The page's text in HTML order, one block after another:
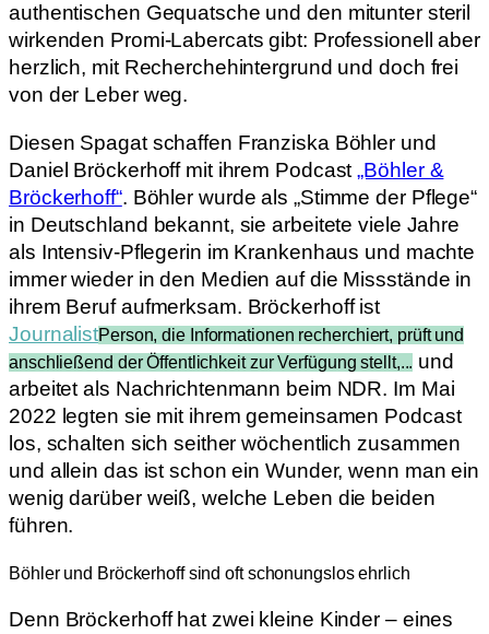
authentischen Gequatsche und den mitunter steril
wirkenden Promi-Labercats gibt: Professionell aber
herzlich, mit Recherchehintergrund und doch frei
von der Leber weg.
Diesen Spagat schaffen Franziska Böhler und
Daniel Bröckerhoff mit ihrem Podcast„Böhler &
Bröckerhoff“. Böhler wurde als „Stimme der Pflege“
in Deutschland bekannt, sie arbeitete viele Jahre
als Intensiv-Pflegerin im Krankenhaus und machte
immer wieder in den Medien auf die Missstände in
ihrem Beruf aufmerksam. Bröckerhoff ist
JournalistPerson, die Informationen recherchiert, prüft und
anschließend der Öffentlichkeit zur Verfügung stellt,... und
arbeitet als Nachrichtenmann beim NDR. Im Mai
2022 legten sie mit ihrem gemeinsamen Podcast
los, schalten sich seither wöchentlich zusammen
und allein das ist schon ein Wunder, wenn man ein
wenig darüber weiß, welche Leben die beiden
führen.
Böhler und Bröckerhoff sind oft schonungslos ehrlich
Denn Bröckerhoff hat zwei kleine Kinder – eines